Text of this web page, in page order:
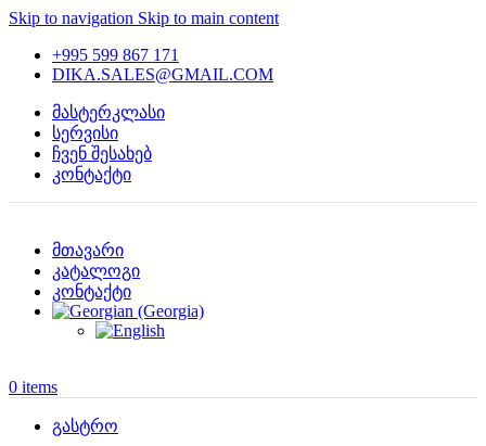
Skip to navigation Skip to main content
+995 599 867 171
DIKA.SALES@GMAIL.COM
მასტერკლასი
სერვისი
ჩვენ შესახებ
კონტაქტი
მთავარი
კატალოგი
კონტაქტი
0 items
გასტრო